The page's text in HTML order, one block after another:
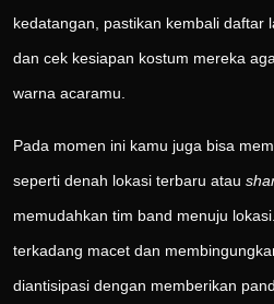
kedatangan, pastikan kembali daftar
dan cek kesiapan kostum mereka
warna acaramu.
Pada momen ini kamu juga bisa
seperti denah lokasi terbaru atau
memudahkan tim band menuju
terkadang macet dan
diantisipasi dengan memberikan